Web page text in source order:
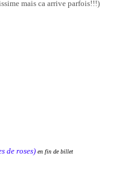
mais ca arrive parfois!!!)
de roses) en fin de billet